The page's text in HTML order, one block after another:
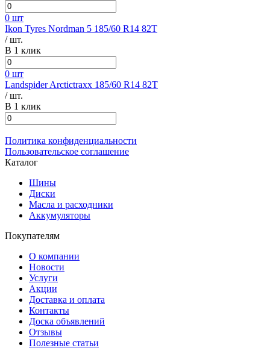
0 шт
Ikon Tyres Nordman 5 185/60 R14 82T
/ шт.
В 1 клик
0 шт
Landspider Arctictraxx 185/60 R14 82T
/ шт.
В 1 клик
Политика конфиденциальности
Пользовательское соглашение
Каталог
Шины
Диски
Масла и расходники
Аккумуляторы
Покупателям
О компании
Новости
Услуги
Акции
Доставка и оплата
Контакты
Доска объявлений
Отзывы
Полезные статьи